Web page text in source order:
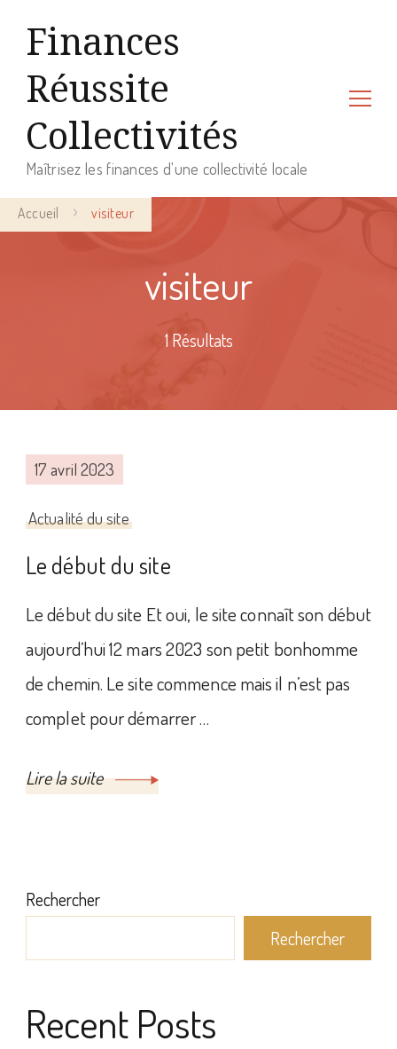
Finances
Réussite
Collectivités
Maîtrisez les finances d'une collectivité locale
Accueil visiteur
visiteur
1 Résultats
17 avril 2023
Actualité du site
Le début du site
Le début du site Et oui, le site connaît son début
aujourd’hui 12 mars 2023 son petit bonhomme
de chemin. Le site commence mais il n’est pas
complet pour démarrer …
Lire la suite
Rechercher
Rechercher
Recent Posts